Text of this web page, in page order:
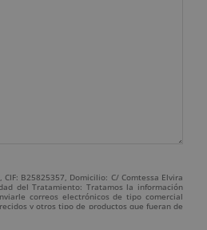
CIF: B25825357, Domicilio: C/ Comtessa Elvira
del Tratamiento: Tratamos la información
correos electrónicos de tipo comercial
y otros tipo de productos que fueran de
Consentimiento del interesado.
identificándose suficientemente,